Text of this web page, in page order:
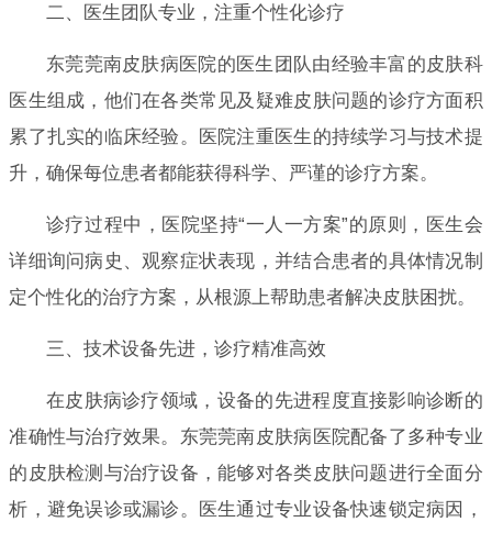
二、医生团队专业，注重个性化诊疗
东莞莞南皮肤病医院的医生团队由经验丰富的皮肤科
医生组成，他们在各类常见及疑难皮肤问题的诊疗方面积
累了扎实的临床经验。医院注重医生的持续学习与技术提
升，确保每位患者都能获得科学、严谨的诊疗方案。
诊疗过程中，医院坚持“一人一方案”的原则，医生会
详细询问病史、观察症状表现，并结合患者的具体情况制
定个性化的治疗方案，从根源上帮助患者解决皮肤困扰。
三、技术设备先进，诊疗精准高效
在皮肤病诊疗领域，设备的先进程度直接影响诊断的
准确性与治疗效果。东莞莞南皮肤病医院配备了多种专业
的皮肤检测与治疗设备，能够对各类皮肤问题进行全面分
析，避免误诊或漏诊。医生通过专业设备快速锁定病因，